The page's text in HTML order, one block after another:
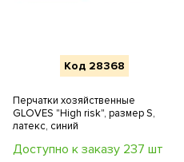
Код 28368
Перчатки хозяйственные
GLOVES "High risk", размер S,
латекс, синий
Доступно к заказу 237 шт